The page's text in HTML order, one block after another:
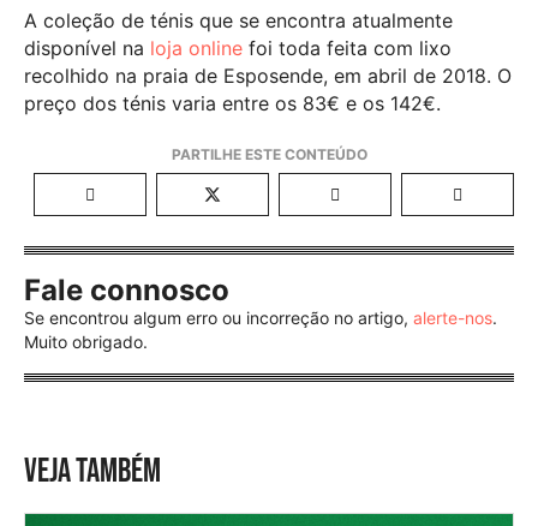
A coleção de ténis que se encontra atualmente
disponível na loja online foi toda feita com lixo
recolhido na praia de Esposende, em abril de 2018. O
preço dos ténis varia entre os 83€ e os 142€.
Fale connosco
Se encontrou algum erro ou incorreção no artigo, alerte-nos.
Muito obrigado.
VEJA TAMBÉM